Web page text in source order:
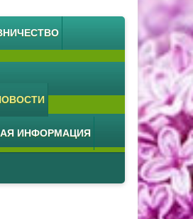
ИНФОРМАЦИЯ